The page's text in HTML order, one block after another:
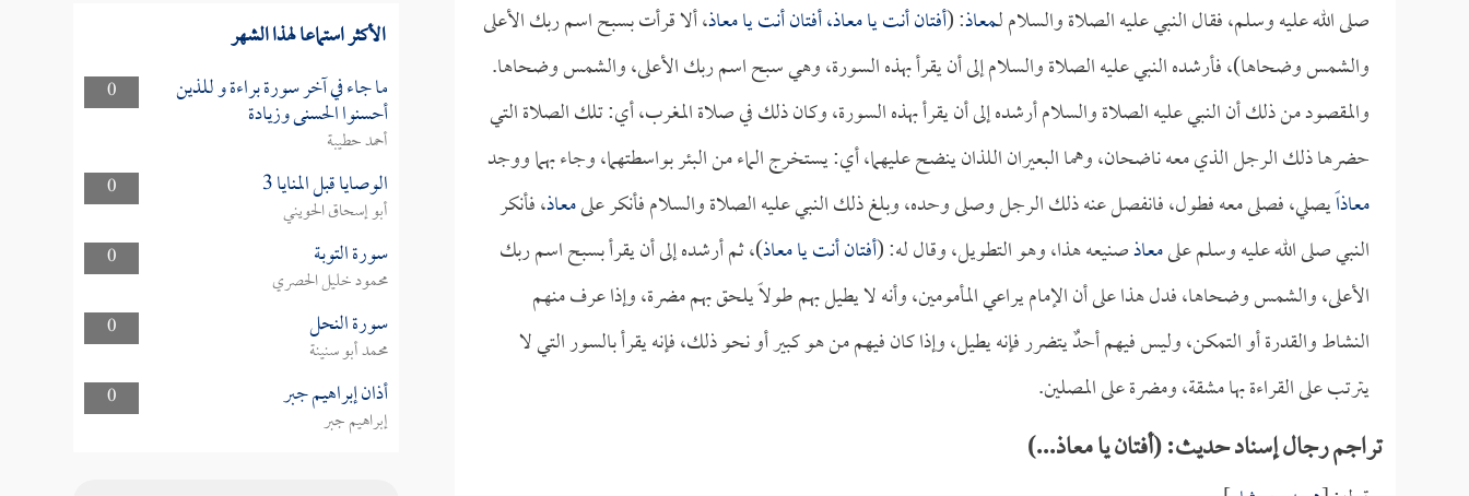
صلى الله عليه وسلم، فقال النبي عليه الصلاة والسلام لـمعاذ: (أفتان أنت يامعاذ، أفتان أنت يامعاذ، ألا قرأت بسبح اسم ربك الأعلى
والشمس وضحاها)، فأرشده النبي عليه الصلاة والسلام إلى أن يقرأ بهذه السورة، وهي سبح اسم ربك الأعلى، والشمس وضحاها.
والمقصود من ذلك أن النبي عليه الصلاة والسلام أرشده إلى أن يقرأ بهذه السورة، وكان ذلك في صلاة المغرب، أي: تلك الصلاة التي
حضرها ذلك الرجل الذي معه ناضحان، وهما البعيران اللذان ينضح عليهما، أي: يستخرج الماء من البئر بواسطتهما، وجاء بهما ووجد
معاذاًيصلي، فصلى معه فطول، فانفصل عنه ذلك الرجل وصلى وحده، وبلغ ذلك النبي عليه الصلاة والسلام فأنكر علىمعاذ، فأنكر
النبي صلى الله عليه وسلم علىمعاذصنيعه هذا، وهو التطويل، وقال له: (أفتان أنت يامعاذ)، ثم أرشده إلى أن يقرأ بسبح اسم ربك
الأعلى، والشمس وضحاها، فدل هذا على أن الإمام يراعي المأمومين، وأنه لا يطيل بهم طولاً يلحق بهم مضرة، وإذا عرف منهم
النشاط والقدرة أو التمكن، وليس فيهم أحدٌ يتضرر فإنه يطيل، وإذا كان فيهم من هو كبير أو نحو ذلك، فإنه يقرأ بالسور التي لا
يترتب على القراءة بها مشقة، ومضرة على المصلين.
تراجم رجال إسناد حديث: (أفتان يا معاذ...)
الأكثر استماعا لهذا الشهر
0 ما جاء في آخر سورة براءة و للذين
أحسنوا الحسنى وزيادة
أحمد حطيبة
0
الوصايا قبل المنايا 3
أبو إسحاق الحويني
0
سورة التوبة
محمود خليل الحصري
0
سورة النحل
محمد أبو سنينة
0
أذان إبراهيم جبر
إبراهيم جبر